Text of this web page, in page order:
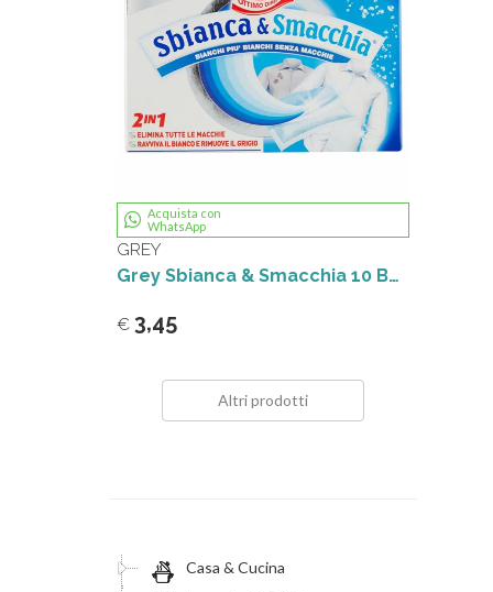
Acquista con
WhatsApp
GREY
Grey Sbianca & Smacchia 10 Buste
€ 3,45
Altri prodotti
Casa & Cucina